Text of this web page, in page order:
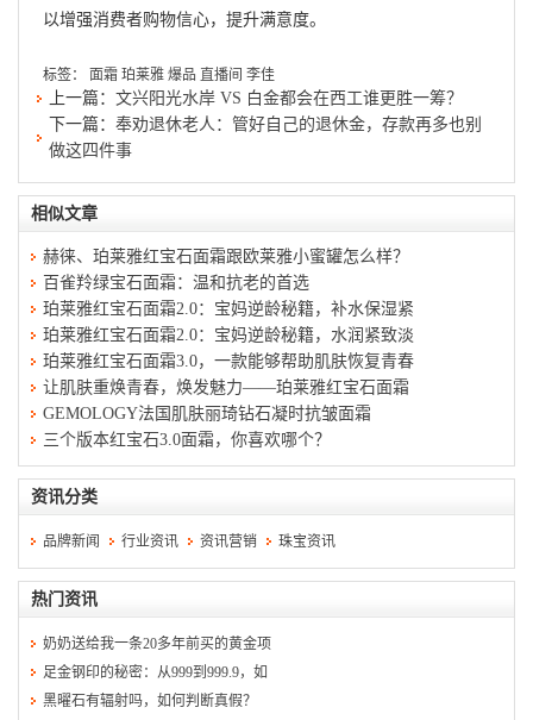
以增强消费者购物信心，提升满意度。
标签： 面霜 珀莱雅 爆品 直播间 李佳
上一篇： 文兴阳光水岸 VS 白金都会在西工谁更胜一筹？
下一篇： 奉劝退休老人：管好自己的退休金，存款再多也别
做这四件事
相似文章
赫徕、珀莱雅红宝石面霜跟欧莱雅小蜜罐怎么样？
百雀羚绿宝石面霜：温和抗老的首选
珀莱雅红宝石面霜2.0：宝妈逆龄秘籍，补水保湿紧
珀莱雅红宝石面霜2.0：宝妈逆龄秘籍，水润紧致淡
珀莱雅红宝石面霜3.0，一款能够帮助肌肤恢复青春
让肌肤重焕青春，焕发魅力——珀莱雅红宝石面霜
GEMOLOGY法国肌肤丽琦钻石凝时抗皱面霜
三个版本红宝石3.0面霜，你喜欢哪个？
资讯分类
品牌新闻 行业资讯 资讯营销 珠宝资讯
热门资讯
奶奶送给我一条20多年前买的黄金项
足金钢印的秘密：从999到999.9，如
黑曜石有辐射吗，如何判断真假？